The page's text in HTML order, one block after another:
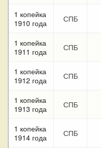
1 копейка
1910 года
СПБ
1 копейка
1911 года
СПБ
1 копейка
1912 года
СПБ
1 копейка
1913 года
СПБ
1 копейка
1914 года
СПБ